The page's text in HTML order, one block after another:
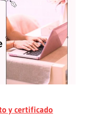
y certificado